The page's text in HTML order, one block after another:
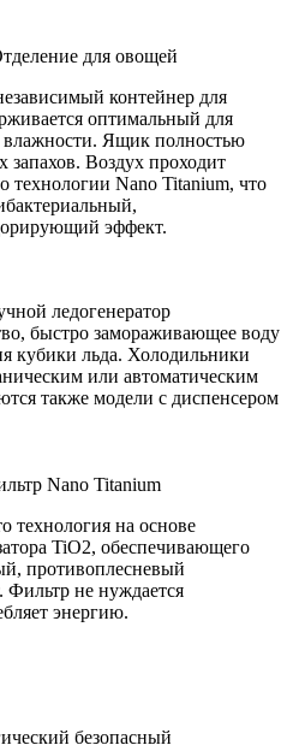
для овощей
контейнер для
оптимальный для
Ящик полностью
запахов. Воздух проходит
Nano Titanium, что
эффект.
ледогенератор
быстро замораживающее воду
кубики льда. Холодильники
или автоматическим
также модели с диспенсером
Nano Titanium
технология на основе
TiO2, обеспечивающего
противоплесневый
не нуждается
энергию.
безопасный